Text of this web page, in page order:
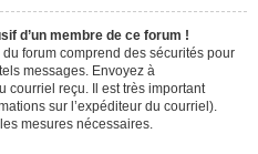
d’un membre de ce forum !
forum comprend des sécurités pour
messages. Envoyez à
courriel reçu. Il est très important
sur l’expéditeur du courriel).
mesures nécessaires.